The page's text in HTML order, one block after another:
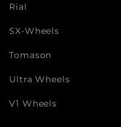
Rial
SX-Wheels
Tomason
Ultra Wheels
V1 Wheels